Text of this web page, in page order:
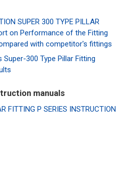
SUPER 300 TYPE PILLAR
on Performance of the Fitting
with competitor's fittings
300 Type Pillar Fitting
manuals
FITTING P SERIES INSTRUCTION